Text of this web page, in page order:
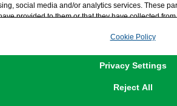
social media and/or analytics services. These
provided to them or that they have collected
except for Strictly Necessary Cookies, please
consent or rejection settings at any time via
Cookie Policy
Privacy Settings
Reject All